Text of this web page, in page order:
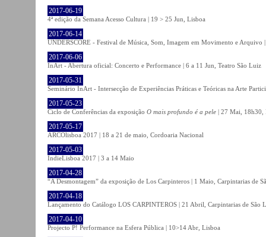
2017-06-19
4ª edição da Semana Acesso Cultura | 19 > 25 Jun, Lisboa
2017-06-14
UNDERSCORE - Festival de Música, Som, Imagem em Movimento e Arquivo
2017-06-06
InArt - Abertura oficial: Concerto e Performance | 6 a 11 Jun, Teatro São Luiz
2017-05-31
Seminário InArt - Intersecção de Experiências Práticas e Teóricas na Arte
2017-05-23
Ciclo de Conferências da exposição O mais profundo é a pele | 27 Mai, 18h30,
2017-05-17
ARCOlisboa 2017 | 18 a 21 de maio, Cordoaria Nacional
2017-05-03
IndieLisboa 2017 | 3 a 14 Maio
2017-04-28
“A Desmontagem” da exposição de Los Carpinteros | 1 Maio, Carpintarias de
2017-04-18
Lançamento do Catálogo LOS CARPINTEROS | 21 Abril, Carpintarias de São
2017-04-10
Projecto P! Performance na Esfera Pública | 10>14 Abr, Lisboa